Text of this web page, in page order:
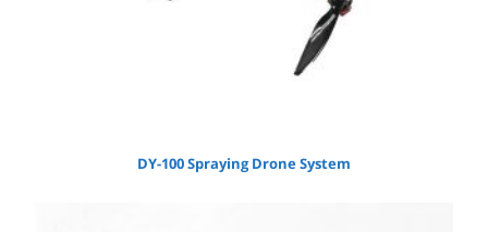
DY-100 Spraying Drone System